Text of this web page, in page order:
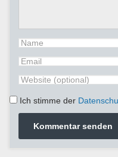
Ich stimme der